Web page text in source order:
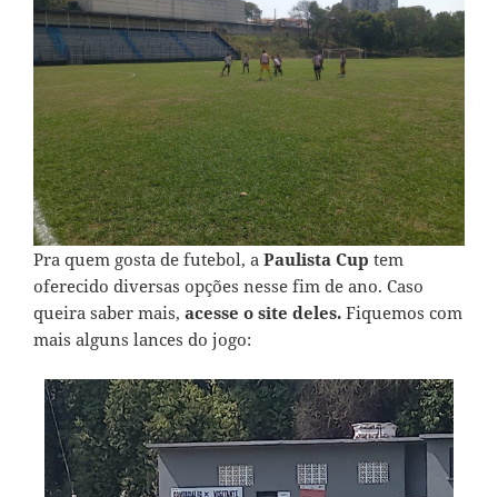
Pra quem gosta de futebol, a Paulista Cup tem
oferecido diversas opções nesse fim de ano. Caso
queira saber mais, acesse o site deles. Fiquemos com
mais alguns lances do jogo: